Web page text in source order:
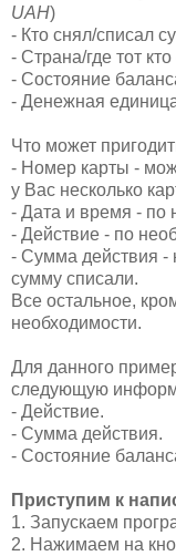
UAH)
- Кто снял/списал
- Страна/где тот
- Состояние
- Денежная
Что может
- Номер карты -
у Вас несколько
- Дата и время - по
- Действие - по
- Сумма действия -
сумму списали.
Все остальное,
необходимости.
Для данного
следующую
- Действие.
- Сумма действия.
- Состояние
Приступим к
1. Запускаем
2. Нажимаем на